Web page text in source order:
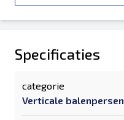
Specificaties
categorie
Verticale balenpersen